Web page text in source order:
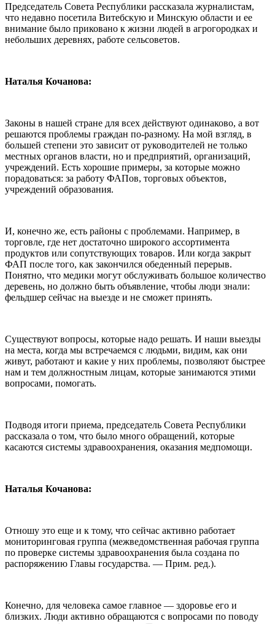
Председатель Совета Республики рассказала журналистам,
что недавно посетила Витебскую и Минскую области и ее
внимание было приковано к жизни людей в агрогородках и
небольших деревнях, работе сельсоветов.
Наталья Кочанова:
Законы в нашей стране для всех действуют одинаково, а вот
решаются проблемы граждан по-разному. На мой взгляд, в
большей степени это зависит от руководителей не только
местных органов власти, но и предприятий, организаций,
учреждений. Есть хорошие примеры, за которые можно
порадоваться: за работу ФАПов, торговых объектов,
учреждений образования.
И, конечно же, есть районы с проблемами. Например, в
торговле, где нет достаточно широкого ассортимента
продуктов или сопутствующих товаров. Или когда закрыт
ФАП после того, как закончился обеденный перерыв.
Понятно, что медики могут обслуживать большое количество
деревень, но должно быть объявление, чтобы люди знали:
фельдшер сейчас на выезде и не сможет принять.
Существуют вопросы, которые надо решать. И наши выезды
на места, когда мы встречаемся с людьми, видим, как они
живут, работают и какие у них проблемы, позволяют быстрее
нам и тем должностным лицам, которые занимаются этими
вопросами, помогать.
Подводя итоги приема, председатель Совета Республики
рассказала о том, что было много обращений, которые
касаются системы здравоохранения, оказания медпомощи.
Наталья Кочанова:
Отношу это еще и к тому, что сейчас активно работает
мониторинговая группа (межведомственная рабочая группа
по проверке системы здравоохранения была создана по
распоряжению Главы государства. — Прим. ред.).
Конечно, для человека самое главное — здоровье его и
близких. Люди активно обращаются с вопросами по поводу